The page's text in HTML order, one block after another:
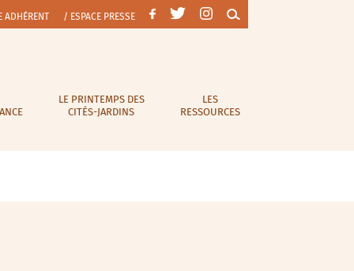
ADHÉRENT / ESPACE PRESSE
LE PRINTEMPS DES
CITÉS-JARDINS
LES
RESSOURCES